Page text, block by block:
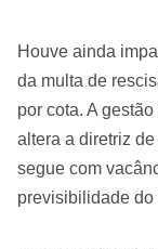
Houve ainda
da multa de
por cota. A
altera a diretriz
segue com
previsibilidade